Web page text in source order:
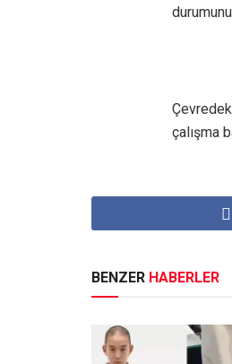
çalışma
BENZER HABERLER